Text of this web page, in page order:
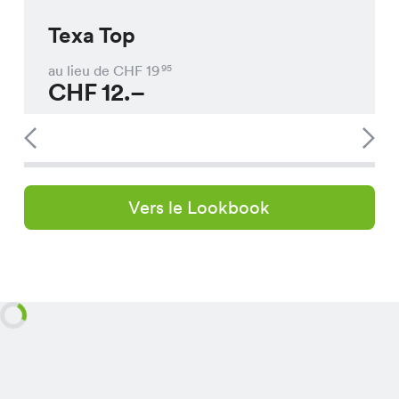
Texa Top
au lieu de CHF 1995
CHF12.–
Vers le Lookbook